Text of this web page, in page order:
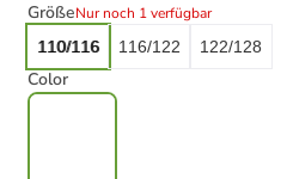
GrößeNur noch 1 verfügbar
110/116
116/122 122/128
Color